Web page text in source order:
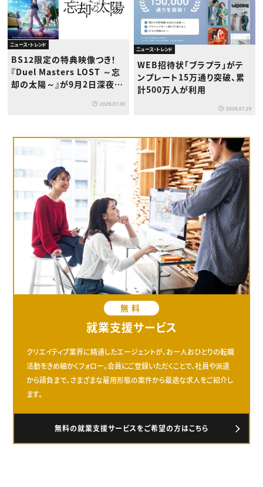
ニュース・トレンド
BS12限定の特典映像つき！
『Duel Masters LOST ～忘
却の太陽～』が9月2日深夜か
2026.07.30
ニュース・トレンド
WEB招待状「ブラプラ」がテ
ンプレート15万通り突破、累
計500万人が利用
2026.07.29
無料
就業支援サービス
クリエイティブ業界に精通したエージェントが、お一人おひとりの転職
活動をきめ細かくフォロー。会員にご登録いただくことで、社員や派遣
から請負まで、さまざまな雇用形態の案件から最適な求人をご紹介し
ます。
無料の就業支援サービスをご希望の方はこちら